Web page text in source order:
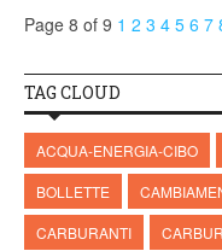
Page 8 of 9 1 2 3 4 5 6 7
TAG CLOUD
ACQUA-ENERGIA-CIBO
BOLLETTE
CARBURANTI